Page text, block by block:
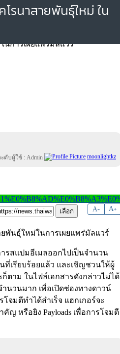
รนาสายพันธุ์ใหม่ ใน
moonlightkz
A- A+
พันธุ์ใหม่ในการเผยแพร่มัลแวร์
รสแปมอีเมลออกไปเป็นจำนวน
ที่เรียบร้อยแล้ว และเชิญชวนให้ผู้
ก็ตาม ในไฟล์เอกสารดังกล่าวไม่ได้
นวนมาก เพื่อเปิดช่องทางดาวน์
จมตีทำได้สำเร็จ แฮกเกอร์จะ
ญ หรือยิง Payloads เพื่อการโจมตี